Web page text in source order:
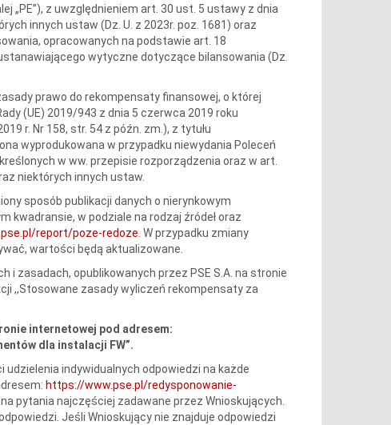
„PE”), z uwzględnieniem art. 30 ust. 5 ustawy z dnia
innych ustaw (Dz. U. z 2023r. poz. 1681) oraz
opracowanych na podstawie art. 18
wytyczne dotyczące bilansowania (Dz.
prawo do rekompensaty finansowej, o której
(UE) 2019/943 z dnia 5 czerwca 2019 roku
r. Nr 158, str. 54 z późn. zm.), z tytułu
wyprodukowana w przypadku niewydania Poleceń
w ww. przepisie rozporządzenia oraz w art.
niektórych innych ustaw.
sposób publikacji danych o nierynkowym
kwadransie, w podziale na rodzaj źródeł oraz
report/poze-redoze . W przypadku zmiany
wartości będą aktualizowane.
i zasadach, opublikowanych przez PSE S.A. na stronie
,,Stosowane zasady wyliczeń rekompensaty za
internetowej pod adresem:
dla instalacji FW”.
indywidualnych odpowiedzi na każde
https://www.pse.pl/redysponowanie-
pytania najczęściej zadawane przez Wnioskujących.
Jeśli Wnioskujący nie znajduje odpowiedzi